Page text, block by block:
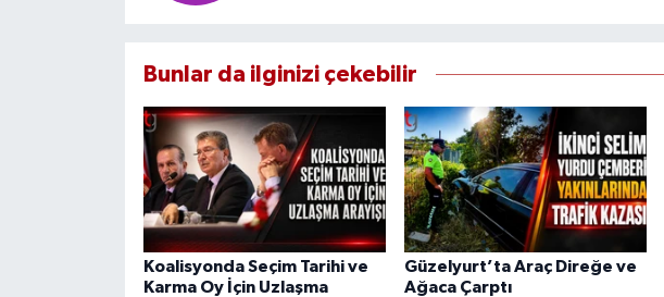
Bunlar da ilginizi çekebilir
Koalisyonda Seçim Tarihi ve
Karma Oy İçin Uzlaşma
Güzelyurt’ta Araç Direğe ve
Ağaca Çarptı